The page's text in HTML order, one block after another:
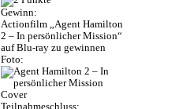
Gewinn:
Actionfilm „Agent Hamilton
2 – In persönlicher Mission“
auf Blu-ray zu gewinnen
Foto:
Teilnahmeschluss: